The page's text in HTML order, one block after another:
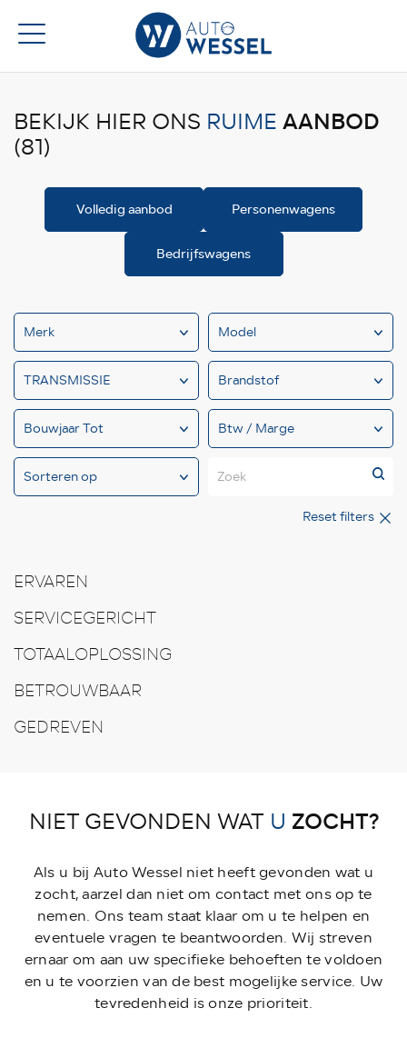
BEKIJK HIER ONS RUIMEAANBOD
(81)
Volledig aanbod Personenwagens
Bedrijfswagens
Zoek
Reset filters
ERVAREN
SERVICEGERICHT
TOTAALOPLOSSING
BETROUWBAAR
GEDREVEN
NIET GEVONDEN WAT U ZOCHT?
Als u bij Auto Wessel niet heeft gevonden wat u
zocht, aarzel dan niet om contact met ons op te
nemen. Ons team staat klaar om u te helpen en
eventuele vragen te beantwoorden. Wij streven
ernaar om aan uw specifieke behoeften te voldoen
en u te voorzien van de best mogelijke service. Uw
tevredenheid is onze prioriteit.